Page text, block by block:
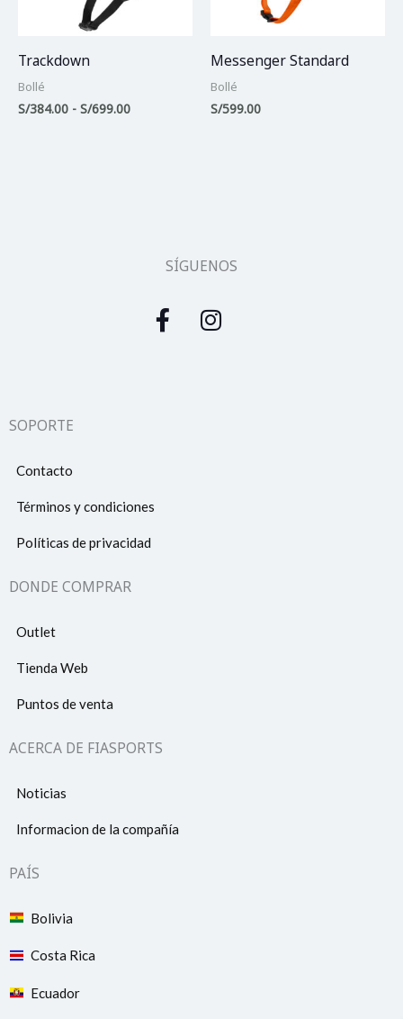
Trackdown
Bollé
S/384.00 - S/699.00
Messenger Standard
Bollé
S/599.00
SÍGUENOS
SOPORTE
Contacto
Términos y condiciones
Políticas de privacidad
DONDE COMPRAR
Outlet
Tienda Web
Puntos de venta
ACERCA DE FIASPORTS
Noticias
Informacion de la compañía
PAÍS
Bolivia
Costa Rica
Ecuador